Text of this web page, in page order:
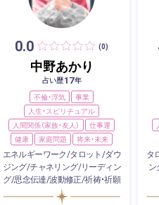
0.0 (0)
中野あかり
占い歴17年
不倫・浮気
事業
人生・スピリチュアル
人間関係（家族・友人）
仕事運
健康
家庭問題 将来・未来
エネルギーワーク/タロット/ダウ
ジング/チャネリング/リーディン
グ/思念伝達/波動修正/祈祷・祈願
タ